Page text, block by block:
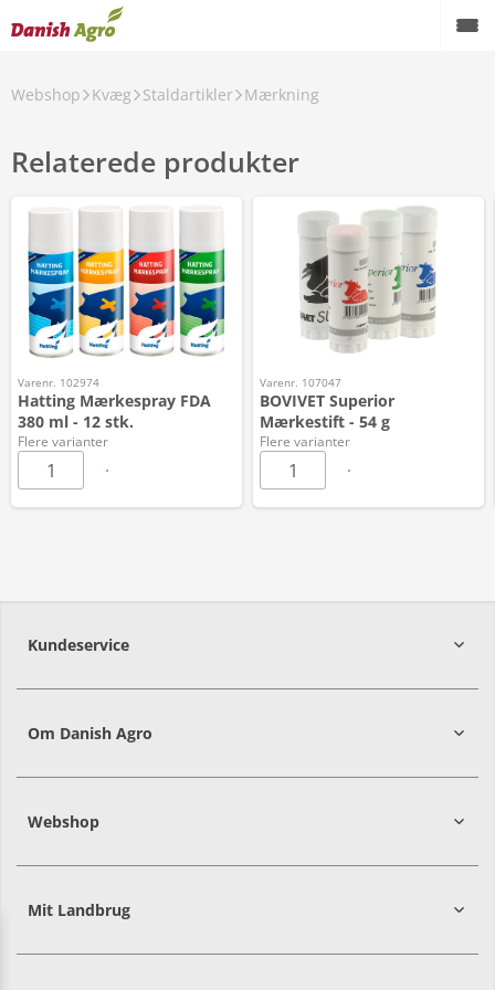
Webshop Kvæg Staldartikler Mærkning
Relaterede produkter
Varenr. 102974
Hatting Mærkespray FDA
380 ml - 12 stk.
Flere varianter
Varenr. 107047
BOVIVET Superior
Mærkestift - 54 g
Flere varianter
Kundeservice
Om Danish Agro
Webshop
Mit Landbrug